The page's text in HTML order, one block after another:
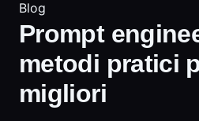
Blog
Prompt
metodi pratici
migliori